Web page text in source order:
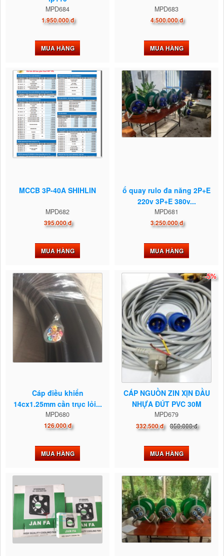
MPD684
1.950.000 đ
MUA HÀNG
MPD683
4.500.000 đ
MUA HÀNG
MCCB 3P-40A SHIHLIN
MPD682
395.000 đ
MUA HÀNG
ổ quay rulo đa năng 2P+E
220v 3P+E 380v...
MPD681
3.250.000 đ
MUA HÀNG
Cáp điều khiển
14cx1.25mm cần trục lỏi...
MPD680
126.000 đ
MUA HÀNG
-5%
CÁP NGUỒN ZIN XỊN ĐẦU
NHỰA ĐÚT PVC 30M
MPD679
332.500 đ 350.000 đ
MUA HÀNG